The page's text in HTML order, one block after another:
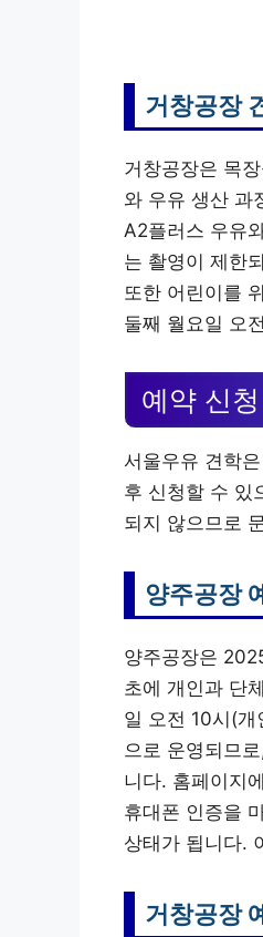
거창공장
거창공장은 목
와 우유 생산 과
A2플러스 우유
는 촬영이 제한
또한 어린이를
둘째 월요일 오
예약 신
서울우유 견학
후 신청할 수 있
되지 않으므로
양주공장
양주공장은
초에 개인과 단
일 오전 10시(
으로 운영되므
니다. 홈페이지
휴대폰 인증을
상태가 됩니다.
거창공장